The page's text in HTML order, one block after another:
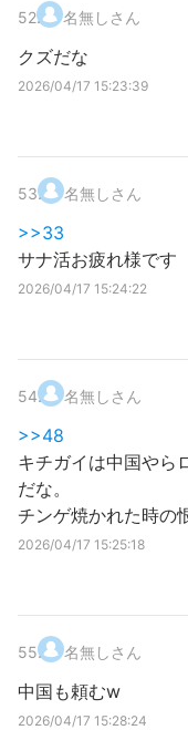
52. 名無しさん
クズだな
2026/04/17 15:23:39
53. 名無しさん
>>33
サナ活お疲れ様です
2026/04/17 15:24:22
54. 名無しさん
>>48
キチガイは中国やら
だな。
チンゲ焼かれた時の
2026/04/17 15:25:18
55. 名無しさん
中国も頼むw
2026/04/17 15:28:24